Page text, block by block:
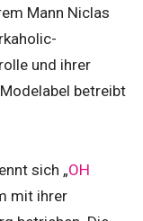
Mann Niclas
und ihrer
betreibt
sich „OH
mit ihrer